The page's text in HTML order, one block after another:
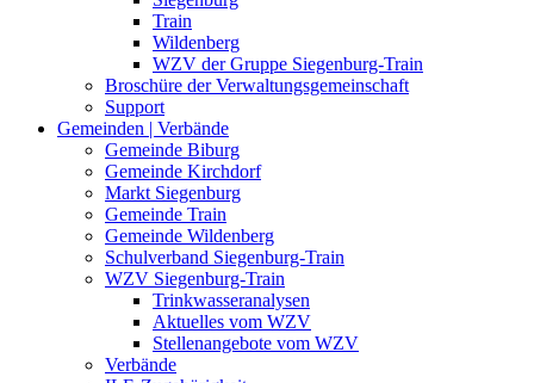
Train
Wildenberg
WZV der Gruppe Siegenburg-Train
Broschüre der Verwaltungsgemeinschaft
Support
Gemeinden | Verbände
Gemeinde Biburg
Gemeinde Kirchdorf
Markt Siegenburg
Gemeinde Train
Gemeinde Wildenberg
Schulverband Siegenburg-Train
WZV Siegenburg-Train
Trinkwasseranalysen
Aktuelles vom WZV
Stellenangebote vom WZV
Verbände